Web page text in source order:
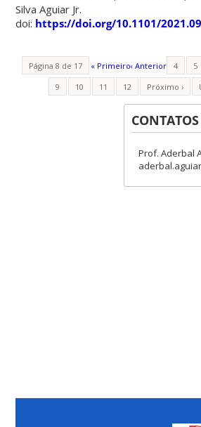
Silva Aguiar Jr.
doi: https://doi.org/10.1101/
Página 8 de 17 « Primeiro‹ Anterior 4 5
9
10 11 12 Próximo ›
CONTATOS
Prof. Aderbal